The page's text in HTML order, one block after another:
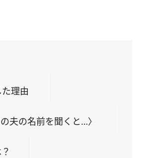
理由
夫の名前を聞くと…〉